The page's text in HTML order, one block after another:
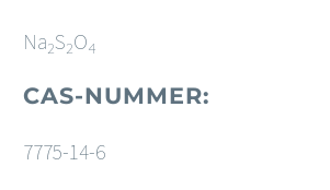
Na2S2O4
CAS-NUMMER:
7775-14-6